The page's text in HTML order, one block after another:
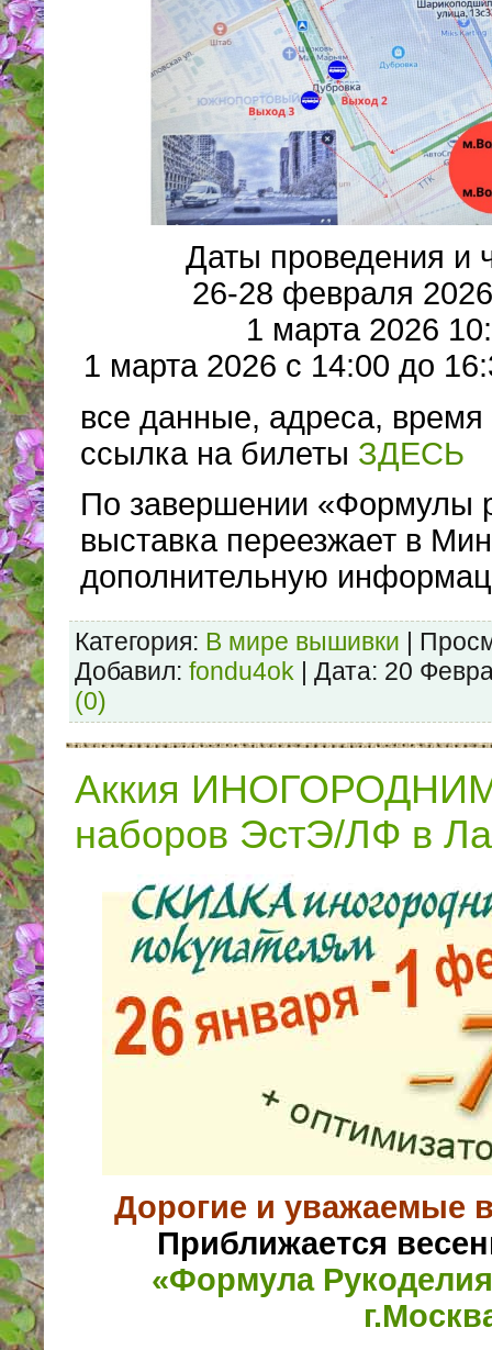
Даты проведения и
26-28 февраля
1 марта 2026
1 марта 2026 с 14:00 до
все данные, адреса, время
ссылка на билеты ЗДЕСЬ
По завершении «Формулы
выставка переезжает в
дополнительную
Категория: В мире вышивки |
Добавил: fondu4ok | Дата: 20
(0)
Аккия ИНОГОРОДНИМ
наборов ЭстЭ/ЛФ в
Дорогие и
Приближается
«Формула